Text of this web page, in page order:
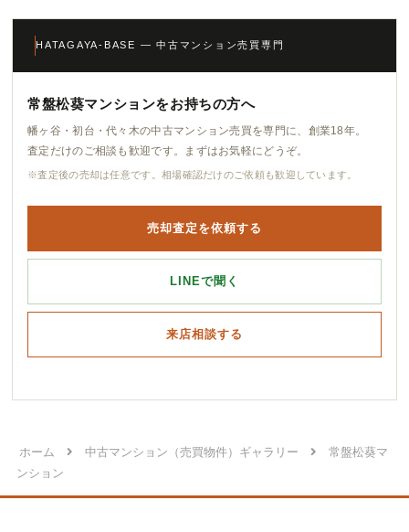
HATAGAYA-BASE — 中古マンション売買専門
常盤松葵マンションをお持ちの方へ
幡ヶ谷・初台・代々木の中古マンション売買を専門に、創業18年。
査定だけのご相談も歓迎です。まずはお気軽にどうぞ。
※査定後の売却は任意です。相場確認だけのご依頼も歓迎しています。
売却査定を依頼する
LINEで聞く
来店相談する
ホーム 中古マンション（売買物件）ギャラリー
常盤松葵マ
ンション